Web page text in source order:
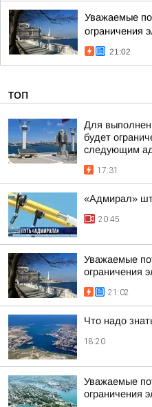
Уважаемые
ограничения
21:02
ТОП
Для
будет
следующим
17:31
«Адмирал»
20:45
Уважаемые
ограничения
21:02
Что надо
18:20
Уважаемые
ограничения